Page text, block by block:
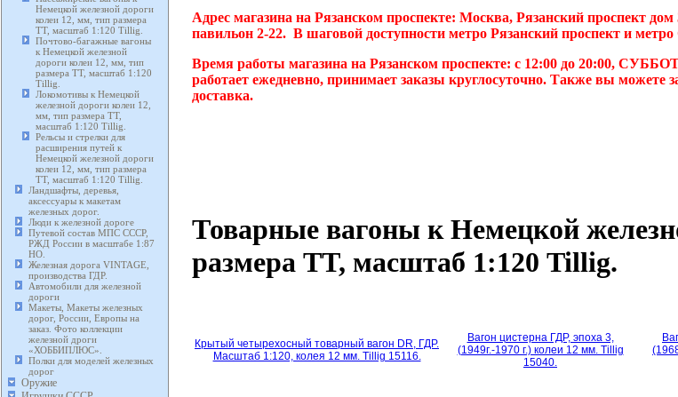
Немецкой железной дороги
колеи 12, мм, тип размера
TT, масштаб 1:120 Tillig.
Почтово-багажные вагоны
к Немецкой железной
дороги колеи 12, мм, тип
размера TT, масштаб 1:120
Tillig.
Локомотивы к Немецкой
железной дороги колеи 12,
мм, тип размера TT,
масштаб 1:120 Tillig.
Рельсы и стрелки для
расширения путей к
Немецкой железной дороги
колеи 12, мм, тип размера
TT, масштаб 1:120 Tillig.
Ландшафты, деревья,
аксессуары к макетам
железных дорог.
Люди к железной дороге
Путевой состав МПС СССР,
РЖД России в масштабе 1:87
HO.
Железная дорога VINTAGE,
производства ГДР.
Автомобили для железной
дороги
Макеты, Макеты железных
дорог, России, Европы на
заказ. Фото коллекции
железной дроги
«ХОББИПЛЮС».
Полки для моделей железных
дорог
Оружие
Адрес магазина на Рязанском проспекте: Москва, Рязанский проспект
павильон 2-22. В шаговой доступности метро Рязанский проспект и
Время работы магазина на Рязанском проспекте: с 12:00 до 20:00,
работает ежедневно, принимает заказы круглосуточно. Также вы можете
доставка.
Товарные вагоны к Немецкой
размера TT, масштаб 1:120 Tillig.
Крытый четырехосный товарный вагон DR, ГДР.
Масштаб 1:120, колея 12 мм. Tillig 15116.
Вагон цистерна ГДР, эпоха 3,
(1949г.-1970 г.) колеи 12 мм. Tillig
15040.